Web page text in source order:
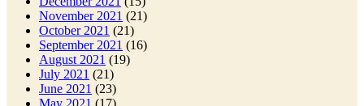
November 2021 (21)
October 2021 (21)
September 2021 (16)
August 2021 (19)
July 2021 (21)
June 2021 (23)
May 2021 (17)